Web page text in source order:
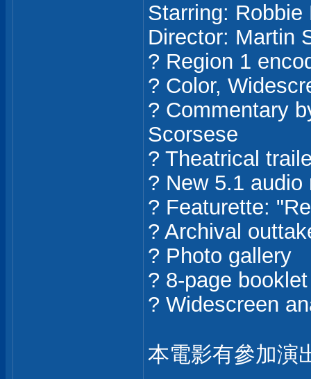
Starring:
Director: Martin
? Region 1
? Color,
? Commentary
Scorsese
? Theatrical
? New 5.1
? Featurette:
? Archival
? Photo gallery
? 8-page
? Widescreen
本電影有參加演